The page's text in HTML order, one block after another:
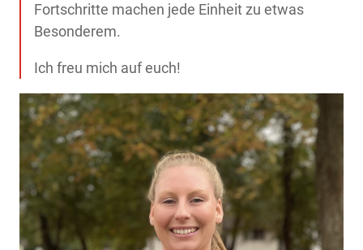
Fortschritte machen jede Einheit zu etwas
Besonderem.
Ich freu mich auf euch!